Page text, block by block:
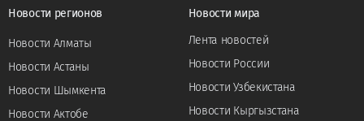
Новости регионов
Новости Алматы
Новости Астаны
Новости Шымкента
Новости Актобе
Новости мира
Лента новостей
Новости России
Новости Узбекистана
Новости Кыргызстана